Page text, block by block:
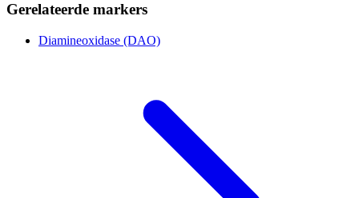
Gerelateerde markers
Diamineoxidase (DAO)